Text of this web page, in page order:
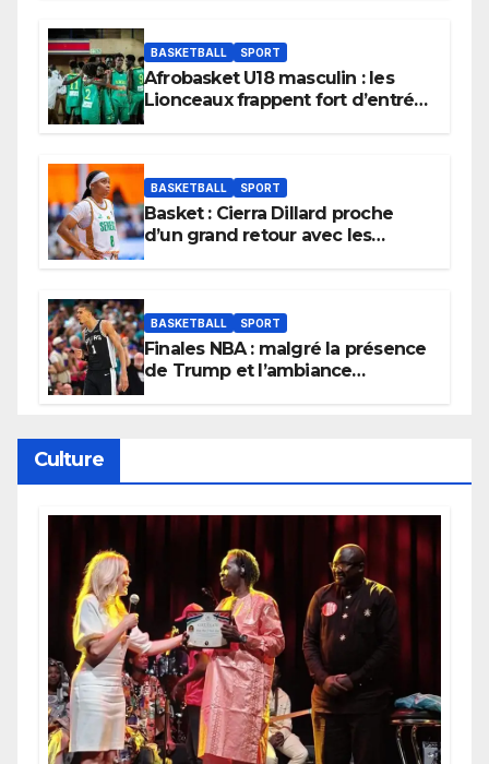
BASKETBALL SPORT
Afrobasket U18 masculin : les
Lionceaux frappent fort d’entrée
BASKETBALL SPORT
Basket : Cierra Dillard proche
d’un grand retour avec les
BASKETBALL SPORT
Finales NBA : malgré la présence
de Trump et l’ambiance
Culture